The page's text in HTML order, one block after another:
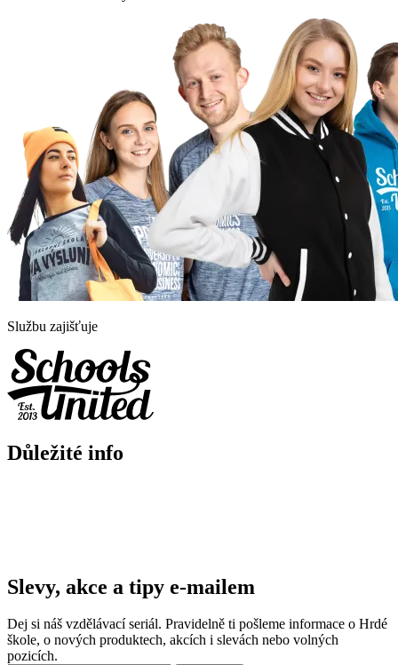
Službu zajišťuje
Důležité info
Slevy, akce a tipy e-mailem
Dej si náš vzdělávací seriál. Pravidelně ti pošleme informace o Hrdé
škole, o nových produktech, akcích i slevách nebo volných
pozicích.